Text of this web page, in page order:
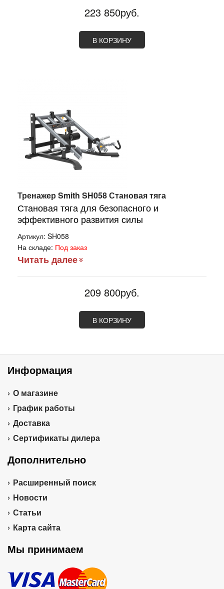
223 850руб.
В КОРЗИНУ
Тренажер Smith SH058 Становая тяга
Становая тяга для безопасного и
эффективного развития силы
Артикул: SH058
На складе: Под заказ
Читать далее
209 800руб.
В КОРЗИНУ
Информация
О магазине
График работы
Доставка
Сертификаты дилера
Дополнительно
Расширенный поиск
Новости
Статьи
Карта сайта
Мы принимаем